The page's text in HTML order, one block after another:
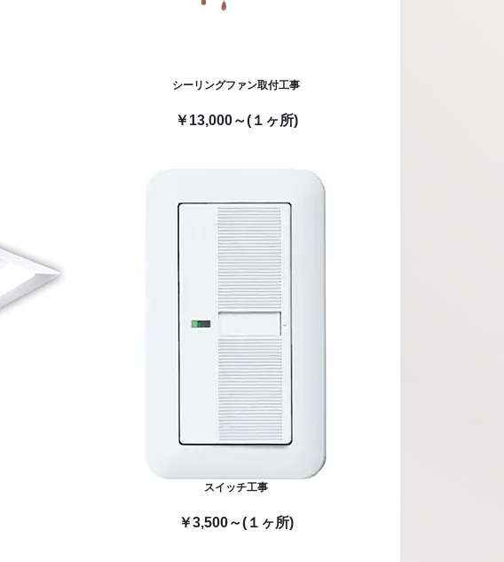
シーリングファン取付工事
￥13,000～(１ヶ所)
スイッチ工事
￥3,500～(１ヶ所)